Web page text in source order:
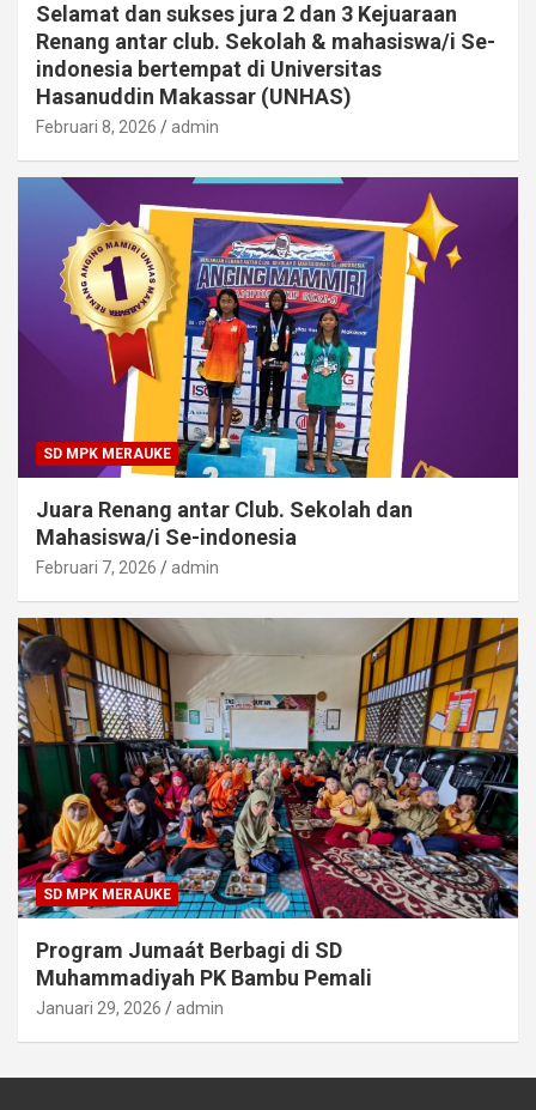
Selamat dan sukses jura 2 dan 3 Kejuaraan
Renang antar club. Sekolah & mahasiswa/i Se-
indonesia bertempat di Universitas
Hasanuddin Makassar (UNHAS)
Februari 8, 2026 admin
SD MPK MERAUKE
Juara Renang antar Club. Sekolah dan
Mahasiswa/i Se-indonesia
Februari 7, 2026 admin
SD MPK MERAUKE
Program Jumaát Berbagi di SD
Muhammadiyah PK Bambu Pemali
Januari 29, 2026 admin